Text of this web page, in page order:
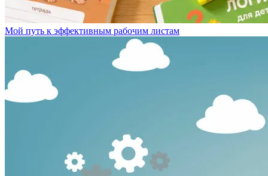
Мой путь к эффективным рабочим листам